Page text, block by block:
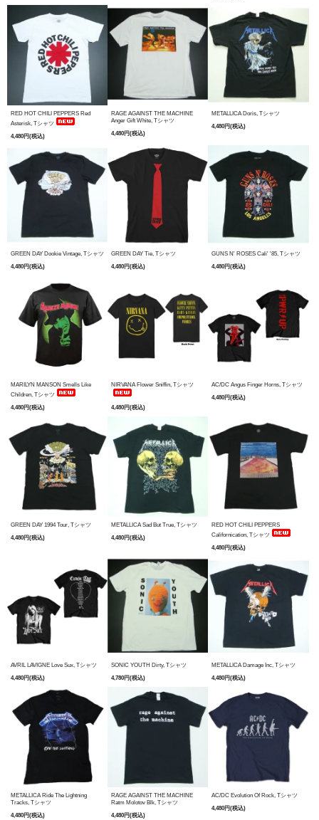
RED HOT CHILI PEPPERS Red
Asterisk, Tシャツ
4,480円(税込)
RAGE AGAINST THE MACHINE
Anger Gift White, Tシャツ
4,480円(税込)
METALLICA Doris, Tシャツ
4,480円(税込)
GREEN DAY Dookie Vintage, Tシャツ
4,480円(税込)
GREEN DAY Tie, Tシャツ
4,480円(税込)
GUNS N' ROSES Cali' '85, Tシャツ
4,480円(税込)
MARILYN MANSON Smells Like
Children, Tシャツ
4,480円(税込)
NIRVANA Flower Sniffin, Tシャツ
4,480円(税込)
AC/DC Angus Finger Horns, Tシャツ
4,480円(税込)
GREEN DAY 1994 Tour, Tシャツ
4,480円(税込)
METALLICA Sad But True, Tシャツ
4,480円(税込)
RED HOT CHILI PEPPERS
Californication, Tシャツ
4,480円(税込)
AVRIL LAVIGNE Love Sux, Tシャツ
4,480円(税込)
SONIC YOUTH Dirty, Tシャツ
4,780円(税込)
METALLICA Damage Inc, Tシャツ
4,480円(税込)
METALLICA Ride The Lightning
Tracks, Tシャツ
4,480円(税込)
RAGE AGAINST THE MACHINE
Ratm Molotov Blk, Tシャツ
4,480円(税込)
AC/DC Evolution Of Rock, Tシャツ
4,480円(税込)